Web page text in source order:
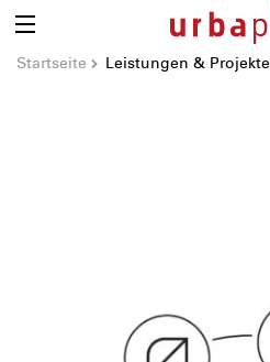
Startseite Leistungen & Projekte